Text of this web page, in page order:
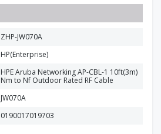
ZHP-JW070A
HP(Enterprise)
HPE Aruba Networking AP-CBL-1 10ft(3m)
Nm to Nf Outdoor Rated RF Cable
JW070A
0190017019703